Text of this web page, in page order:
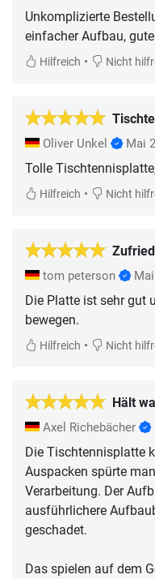
Unkomplizierte
einfacher Aufbau,
Hilfreich • Nicht
Oliver Unkel Mai
Tolle
Hilfreich • Nicht
tom peterson
Die Platte ist sehr gut
bewegen.
Hilfreich • Nicht
Hält
Axel Richebächer
Die Tischtennisplatte
Auspacken spürte
Verarbeitung. Der
ausführlichere
geschadet.
Das spielen auf dem